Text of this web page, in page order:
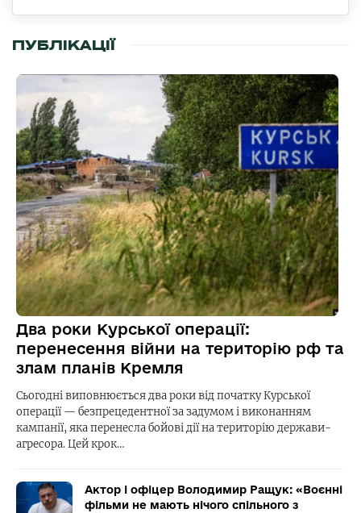
ПУБЛІКАЦІЇ
Два роки Курської операції:
перенесення війни на територію рф та
злам планів Кремля
Сьогодні виповнюється два роки від початку Курської
операції — безпрецедентної за задумом і виконанням
кампанії, яка перенесла бойові дії на територію держави-
агресора. Цей крок…
Актор і офіцер Володимир Ращук: «Воєнні
фільми не мають нічого спільного з